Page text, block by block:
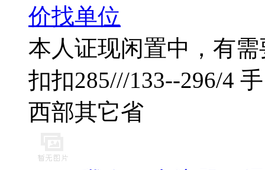
价找单位
本人证现闲置中，有
扣扣285///133--296/4
西部其它省